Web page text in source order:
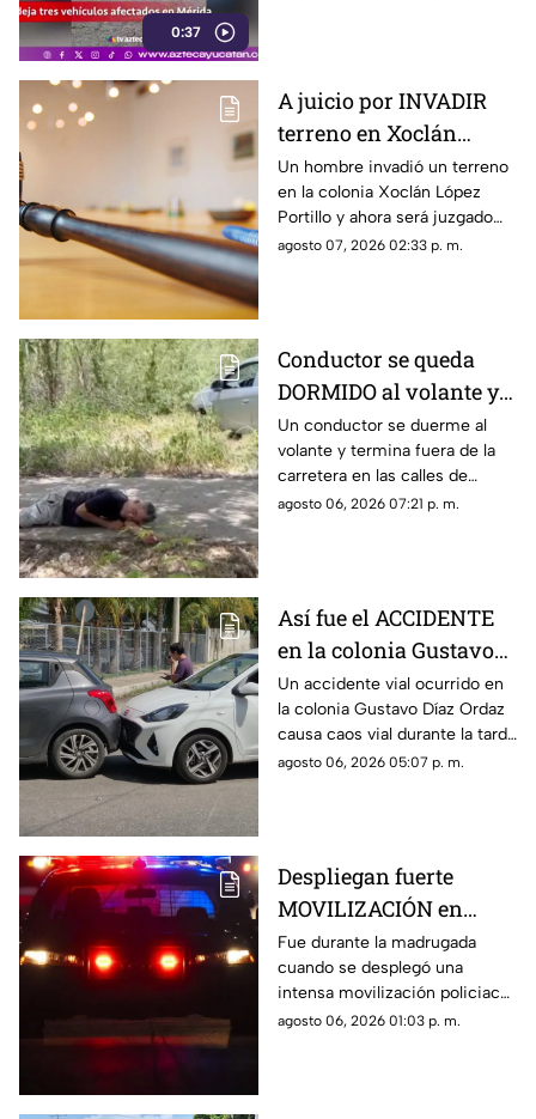
0:37
A juicio por INVADIR
terreno en Xoclán
López Portillo; esto es
lo que se sabe
Un hombre invadió un terreno
en la colonia Xoclán López
Portillo y ahora será juzgado
por las autorides por el delito
agosto 07, 2026 02:33 p. m.
Conductor se queda
DORMIDO al volante y
termina entre la
maleza en Ciudad
Caucel
Un conductor se duerme al
volante y termina fuera de la
carretera en las calles de
Ciudad Caucel, por lo que se
agosto 06, 2026 07:21 p. m.
Así fue el ACCIDENTE
en la colonia Gustavo
Díaz Ordaz que causó
CAOS VIAL este jueves
Un accidente vial ocurrido en
la colonia Gustavo Díaz Ordaz
causa caos vial durante la tarde
de este jueves 6 de agosto,
agosto 06, 2026 05:07 p. m.
Despliegan fuerte
MOVILIZACIÓN en
Progreso tras
PELIGROSO
HALLAZGO; esto
encontraron
Fue durante la madrugada
cuando se desplegó una
intensa movilización policiaca
en Progreso, luego de
agosto 06, 2026 01:03 p. m.